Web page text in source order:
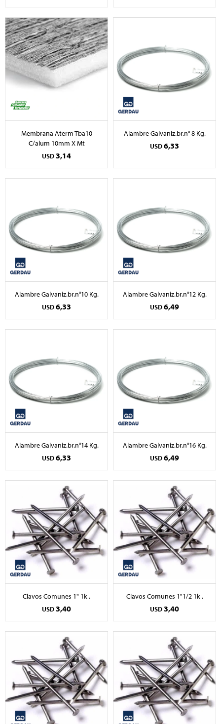
Membrana Aterm Tba10
C/alum 10mm X Mt
USD3,14
Alambre Galvaniz.br.n° 8 Kg.
USD6,33
Alambre Galvaniz.br.n°10 Kg.
USD6,33
Alambre Galvaniz.br.n°12 Kg.
USD6,49
Alambre Galvaniz.br.n°14 Kg.
USD6,33
Alambre Galvaniz.br.n°16 Kg.
USD6,49
Clavos Comunes 1" 1k .
USD3,40
Clavos Comunes 1"1/2 1k .
USD3,40